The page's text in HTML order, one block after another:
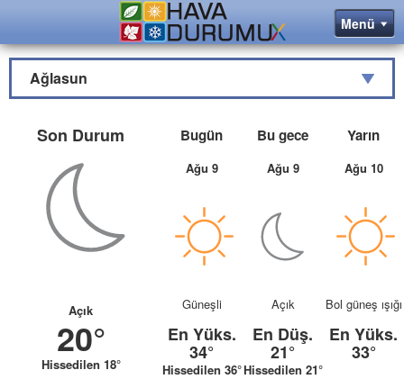
Ağlasun
Son Durum
Açık
20°
Hissedilen 18°
Bugün
Ağu 9
Güneşli
En Yüks.
34°
Hissedilen 36°
Bu gece
Ağu 9
Açık
En Düş.
21°
Hissedilen 21°
Yarın
Ağu 10
Bol güneş ışığı
En Yüks.
33°